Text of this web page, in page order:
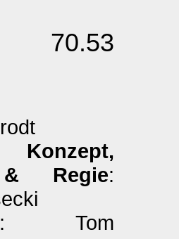
& Regie:
: Tom